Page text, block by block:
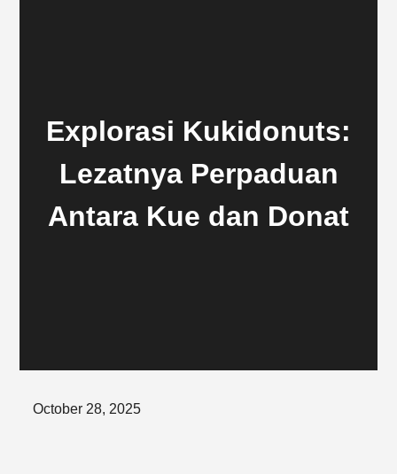
Explorasi Kukidonuts:
Lezatnya Perpaduan
Antara Kue dan Donat
Posted
October 28, 2025